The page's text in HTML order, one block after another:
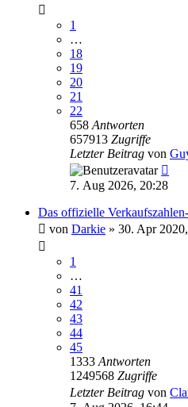
1
…
18
19
20
21
22
658 Antworten
657913 Zugriffe
Letzter Beitrag von
7. Aug 2026, 20:28
Das offizielle
von Darkie » 30. Apr
1
…
41
42
43
44
45
1333 Antworten
1249568 Zugriffe
Letzter Beitrag von